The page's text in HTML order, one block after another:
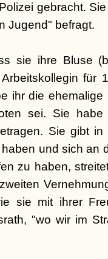
gebracht.
Jugend" befragt.
sie ihre Bluse
für
ihr die ehemalige
sei. Sie
Sie gibt in
und sich an
zu haben,
sie mit ihrer
"wo wir im